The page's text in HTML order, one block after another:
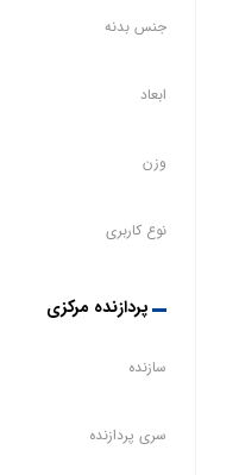
جنس بدنه
ابعاد
وزن
نوع کاربری
پردازنده مرکزی
سازنده
سری پردازنده